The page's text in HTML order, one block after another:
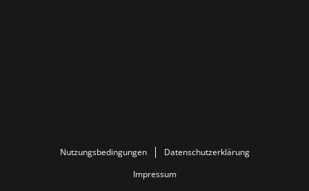
Nutzungsbedingungen
Datenschutzerklärung
Impressum